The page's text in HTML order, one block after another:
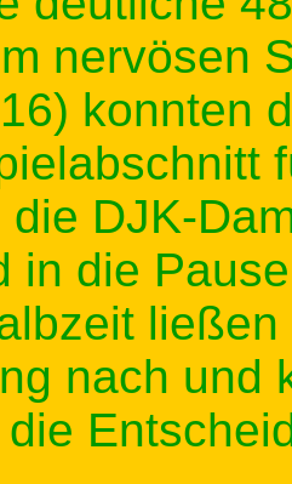
nervösen
konnten
die DJK-
in die
nach und